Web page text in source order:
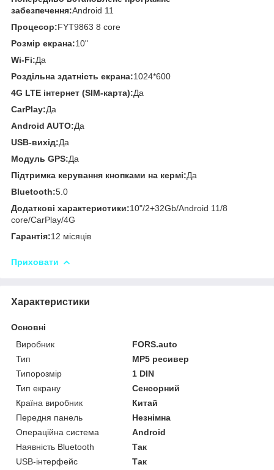
забезпечення:Android 11
Процесор:FYT9863 8 core
Розмір екрана:10"
Wi-Fi:Да
Роздільна здатність екрана:1024*600
4G LTE інтернет (SIM-карта):Да
CarPlay:Да
Android AUTO:Да
USB-вихід:Да
Модуль GPS:Да
Підтримка керування кнопками на кермі:Да
Bluetooth:5.0
Додаткові характеристики:10"/2+32Gb/Android 11/8
core/CarPlay/4G
Гарантія:12 місяців
Приховати
Характеристики
Основні
Виробник
FORS.auto
Тип
MP5 ресивер
Типорозмір
1 DIN
Тип екрану
Сенсорний
Країна виробник
Китай
Передня панель
Незнімна
Операційна система
Android
Наявність Bluetooth
Так
USB-інтерфейс
Так